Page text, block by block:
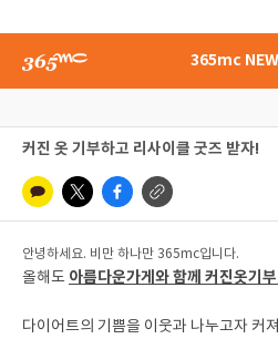
365mc
커진 옷 기부하고 리사이클 굿즈 받자!
안녕하세요. 비만 하나만 365mc입니다.
올해도 아름다운가게와 함께 커진옷기
다이어트의 기쁨을 이웃과 나누고자 커